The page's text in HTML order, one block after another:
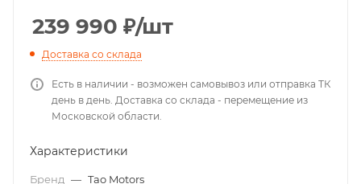
239 990 ₽/шт
Доставка со склада
Есть в наличии - возможен самовывоз или отправка ТК
день в день. Доставка со склада - перемещение из
Московской области.
Характеристики
Бренд — Tao Motors